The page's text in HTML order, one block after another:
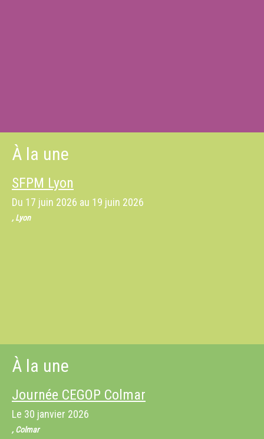
À la une
SFPM Lyon
Du 17 juin 2026 au 19 juin 2026
, Lyon
À la une
Journée CEGOP Colmar
Le 30 janvier 2026
, Colmar